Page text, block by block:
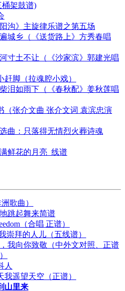
架鼓谱)
沟》主旋律乐谱之第五场
城乡（《送货路上》方秀春唱
寸土不让（《沙家滨》郭建光唱
赶脚（拉魂腔小戏）
泪如雨下（《春秋配》姜秋莲唱
（张介文曲 张介文词 袁滨忠演
选曲：只落得无情烈火葬诗魂
鲜花的月亮_线谱
歌曲）
跳起舞来简谱
（合唱 正谱）
崇拜的人儿（五线谱）
我向你致敬（中外文对照、正谱
人
我遥望天空（正谱）
山里来